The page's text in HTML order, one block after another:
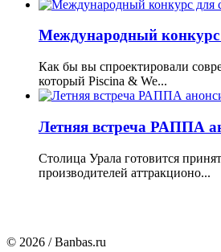
Международный конкурс
Как бы вы спроектировали
который Piscina & We...
Летняя встреча РАППА
Столица Урала готовится
производителей аттракционо...
© 2026 / Banbas.ru